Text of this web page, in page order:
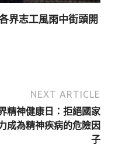
界志工風雨中街頭開
NEXT ARTICLE
精神健康日：拒絕國家
成為精神疾病的危險因
子